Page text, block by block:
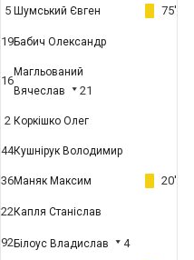
5 Шумський Євген 75'
19Бабич Олександр
16
Магльований
Вячеслав
21
2 Коркішко Олег
44Кушнірук Володимир
36Маняк Максим 20'
22Капля Станіслав
92Білоус Владислав 4